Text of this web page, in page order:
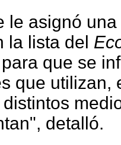
le asignó
la lista del
que se
que utilizan,
detalló.